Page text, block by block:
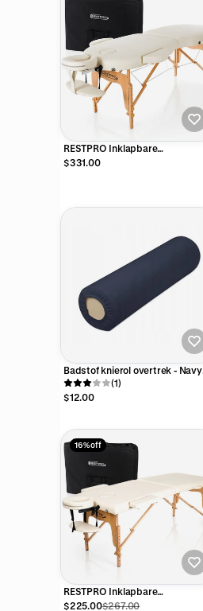
RESTPRO Inklapbare
Massagetafel VIP Oval 2 Créme
$331.00
Badstof knierol overtrek - Navy
Blauw - 15 x 60 cm
(1)
$12.00
16% off
RESTPRO Inklapbare
Massagetafel Classic 2 Créme
$225.00$267.00